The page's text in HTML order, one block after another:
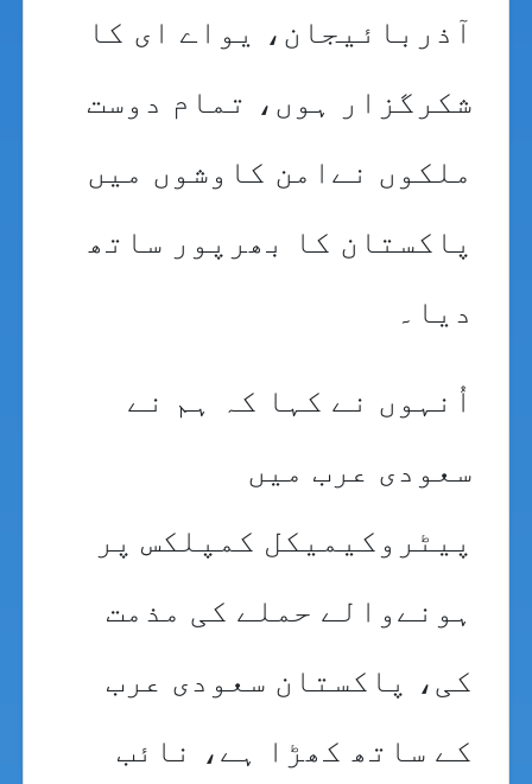
آذربائیجان، یواے ای کا
شکرگزار ہوں، تمام دوست
ملکوں نےامن کاوشوں میں
پاکستان کا بھرپور ساتھ
دیا۔
اُنہوں نے کہا کہ ہم نے
سعودی عرب میں
پیٹروکیمیکل کمپلکس پر
ہونےوالے حملے کی مذمت
کی، پاکستان سعودی عرب
کے ساتھ کھڑا ہے، نائب